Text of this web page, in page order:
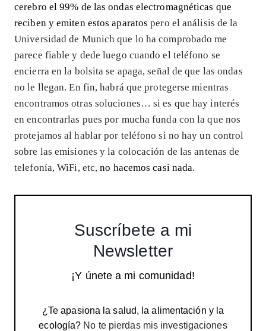
cerebro el 99% de las ondas electromagnéticas que
reciben y emiten estos aparatos pero el análisis de la
Universidad de Munich que lo ha comprobado me
parece fiable y dede luego cuando el teléfono se
encierra en la bolsita se apaga, señal de que las ondas
no le llegan. En fin, habrá que protegerse mientras
encontramos otras soluciones… si es que hay interés
en encontrarlas pues por mucha funda con la que nos
protejamos al hablar por teléfono si no hay un control
sobre las emisiones y la colocación de las antenas de
telefonía, WiFi, etc,no hacemos casi nada.
Suscríbete a mi
Newsletter
¡Y únete a mi comunidad!
¿Te apasiona la salud, la alimentación y la
ecología? No te pierdas mis investigaciones